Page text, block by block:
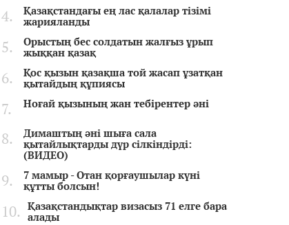
Қазақстандағы ең лас қалалар тізімі
жарияланды
Орыстың бес солдатын жалғыз ұрып
жыққан қазақ
Қос қызын қазақша той жасап ұзатқан
қытайдың құпиясы
Ноғай қызының жан тебірентер әні
Димаштың әні шыға сала
қытайлықтарды дүр сілкіндірді:
(ВИДЕО)
7 мамыр - Отан қорғаушылар күні
құтты болсын!
Қазақстандықтар визасыз 71 елге бара
алады